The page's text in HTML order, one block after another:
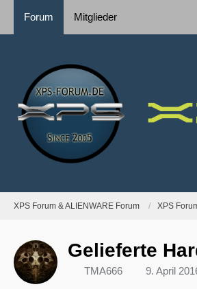
Forum Mitglieder
XPS Forum & ALIENWARE Forum XPS
Gelieferte
TMA666 9. April